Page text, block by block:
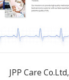
JPP Care Co.Ltd,